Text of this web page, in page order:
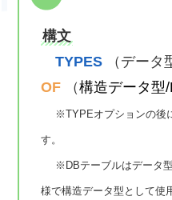
構文
TYPES （データ
OF
（構造データ型
※TYPEオプションの後
す。
※DBテーブルはデータ
様で構造データ型として使